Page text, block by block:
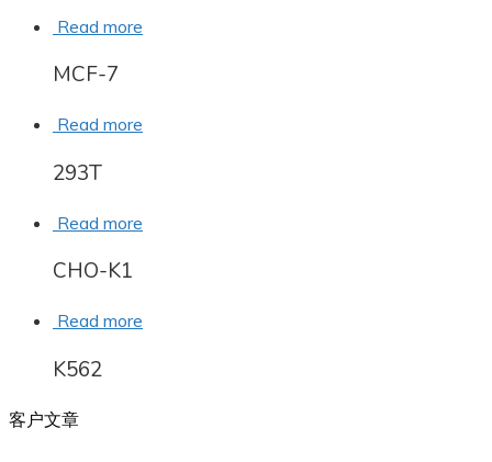
Read more
MCF-7
Read more
293T
Read more
CHO-K1
Read more
K562
客户文章